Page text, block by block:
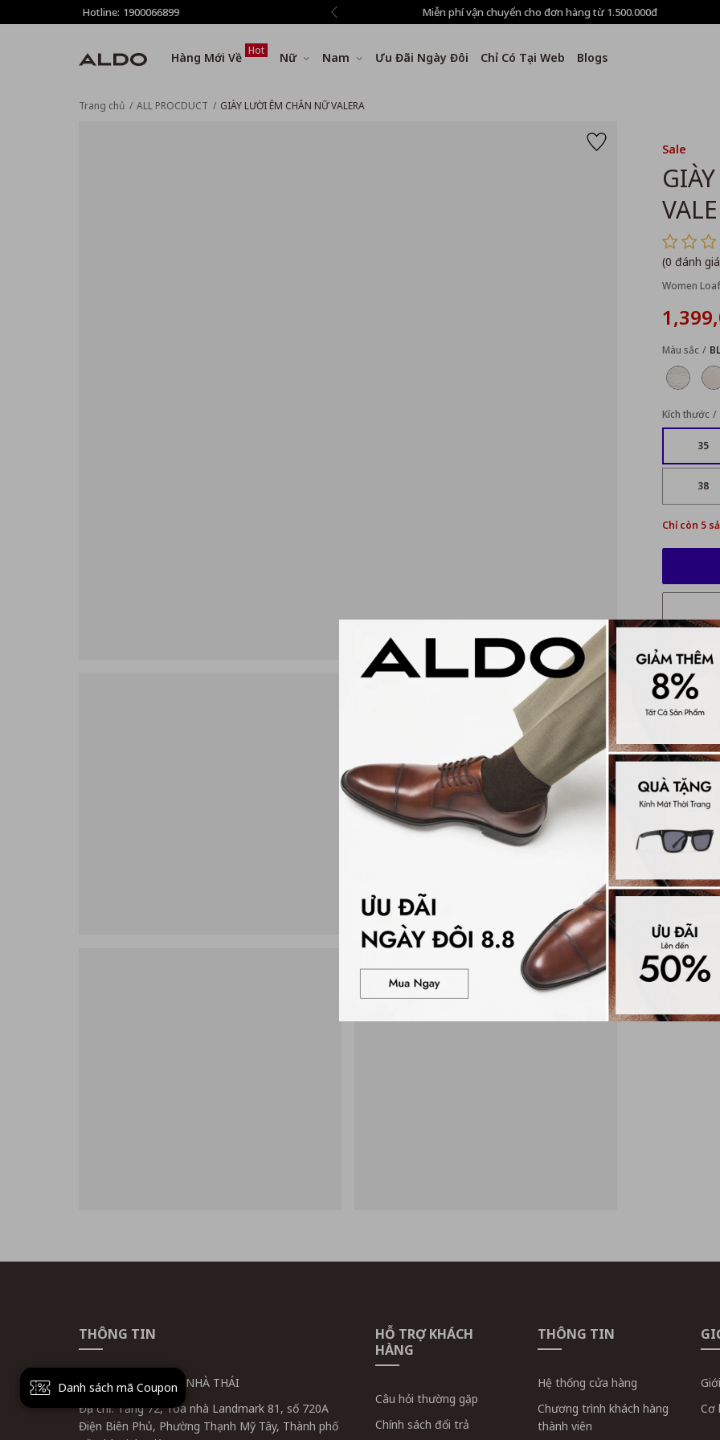
Hotline: 1900066899
thêm 8% tất cả sản phẩm ở bước Thanh toán Miễn phí vận chuyển cho đơn hàng từ 1.500.000đ
Hàng Mới Về Hot Nữ Nam Ưu Đãi Ngày Đôi Chỉ Có Tại Web Blogs
Trang chủ ALL PROCDUCT GIÀY LƯỜI ÊM CHÂN NỮ VALERA
Sale
(0 đánh
Women
Màu sắc
Kích thước
35
38
Chỉ còn 5
Mô tả
Đánh
Danh sách mã Coupon
THÔNG TIN
CÔNG TY CỔ PHẦN NHÀ THÁI
Địa chỉ: Tầng 72, Tòa nhà Landmark 81, số 720A
Điện Biên Phủ, Phường Thạnh Mỹ Tây, Thành phố
HỖ TRỢ KHÁCH
HÀNG
Câu hỏi thường gặp
Chính sách đổi trả
THÔNG TIN
Hệ thống cửa hàng
Chương trình khách hàng
thành viên
Cơ